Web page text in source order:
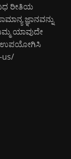
ರೀತಿಯ
ಜ್ಞಾನವನ್ನು
ಯಾವುದೇ
ಉಪಯೋಗಿಸಿ
us/